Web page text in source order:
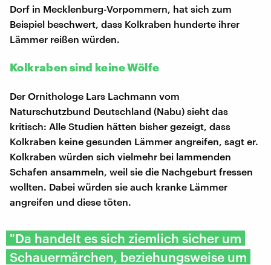
Dorf in Mecklenburg-Vorpommern, hat sich zum
Beispiel beschwert, dass Kolkraben hunderte ihrer
Lämmer reißen würden.
Kolkraben sind keine Wölfe
Der Ornithologe Lars Lachmann vom
Naturschutzbund Deutschland (Nabu) sieht das
kritisch: Alle Studien hätten bisher gezeigt, dass
Kolkraben keine gesunden Lämmer angreifen, sagt er.
Kolkraben würden sich vielmehr bei lammenden
Schafen ansammeln, weil sie die Nachgeburt fressen
wollten. Dabei würden sie auch kranke Lämmer
angreifen und diese töten.
"Da handelt es sich ziemlich sicher um
Schauermärchen, beziehungsweise um